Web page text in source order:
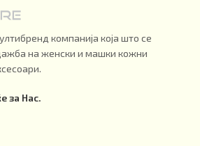
компанија која што се
на женски и машки кожни
за Нас.